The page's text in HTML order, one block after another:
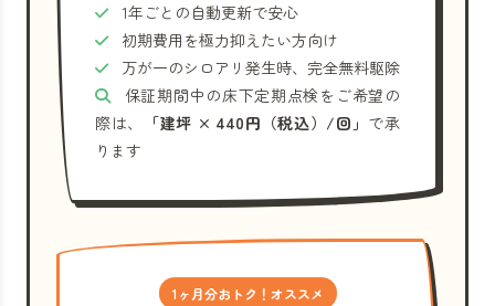
1年ごとの自動更新で安心
初期費用を極力抑えたい方向け
万が一のシロアリ発生時、完全無料駆除
保証期間中の床下定期点検をご希望の
際は、
「建坪 × 440円（税込）/回」 で承
ります
1ヶ月分おトク！オススメ